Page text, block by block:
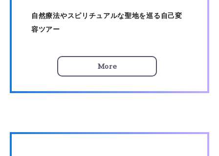
自然療法やスピリチュアルな聖地を巡る自己変
容ツアー
More